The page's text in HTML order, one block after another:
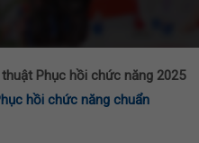
Phục hồi chức năng 2025
hồi chức năng chuẩn